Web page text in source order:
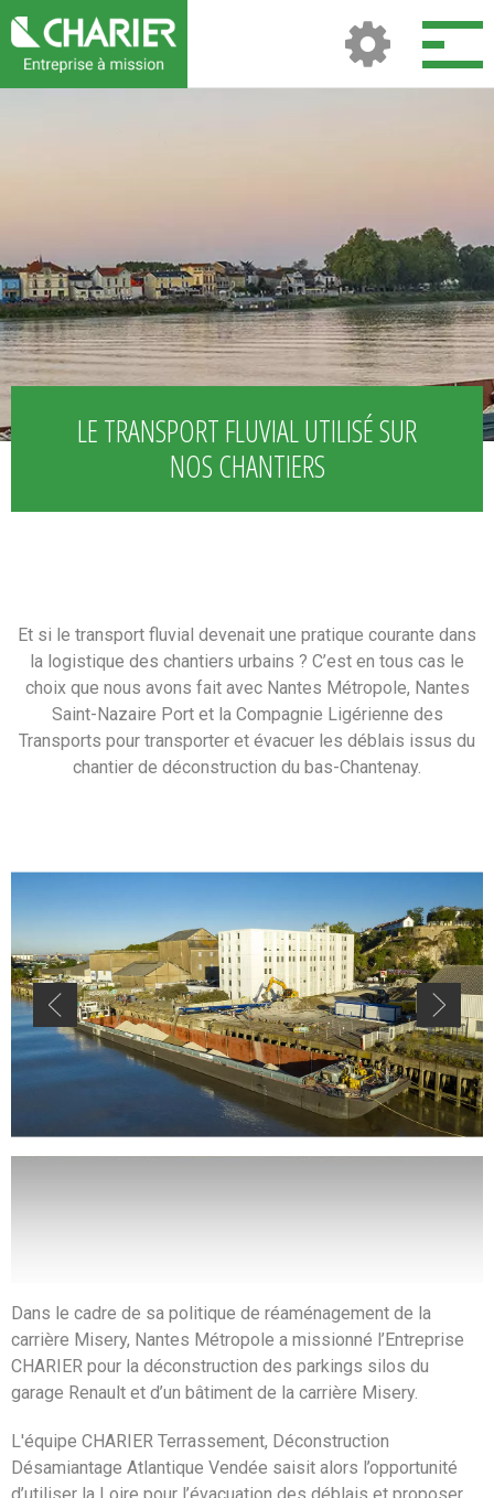
LE TRANSPORT FLUVIAL UTILISÉ SUR
NOS CHANTIERS
Et si le transport fluvial devenait une pratique courante dans
la logistique des chantiers urbains ? C’est en tous cas le
choix que nous avons fait avec Nantes Métropole, Nantes
Saint-Nazaire Port et la Compagnie Ligérienne des
Transports pour transporter et évacuer les déblais issus du
chantier de déconstruction du bas-Chantenay.
Dans le cadre de sa politique de réaménagement de la
carrière Misery, Nantes Métropole a missionné l’Entreprise
CHARIER pour la déconstruction des parkings silos du
garage Renault et d’un bâtiment de la carrière Misery.
L'équipe CHARIER Terrassement, Déconstruction
Désamiantage Atlantique Vendée saisit alors l’opportunité